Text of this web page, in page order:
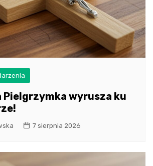
Pielgrzymka wyrusza ku
7 sierpnia 2026